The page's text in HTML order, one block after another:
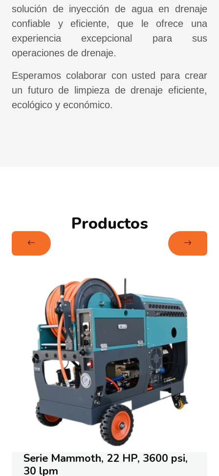
solución de inyección de agua en drenaje
confiable y eficiente, que le ofrece una
experiencia excepcional para sus
operaciones de drenaje.
Esperamos colaborar con usted para crear
un futuro de limpieza de drenaje eficiente,
ecológico y económico.
Productos
Serie Mammoth, 22 HP, 3600 psi,
30 lpm